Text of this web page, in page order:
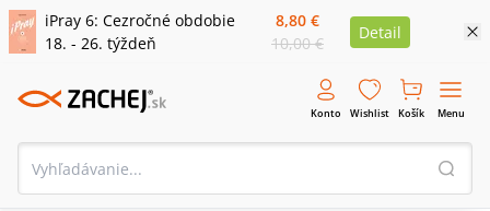
iPray 6: Cezročné obdobie
18. - 26. týždeň
8,80 €
10,00 €
Detail
Konto Wishlist Košík Menu